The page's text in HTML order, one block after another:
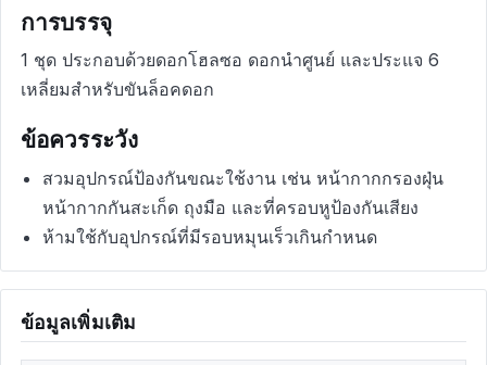
การบรรจุ
1 ชุด ประกอบด้วยดอกโฮลซอ ดอกนำศูนย์ และประแจ 6
เหลี่ยมสำหรับขันล็อคดอก
ข้อควรระวัง
สวมอุปกรณ์ป้องกันขณะใช้งาน เช่น หน้ากากกรองฝุ่น
หน้ากากกันสะเก็ด ถุงมือ และที่ครอบหูป้องกันเสียง
ห้ามใช้กับอุปกรณ์ที่มีรอบหมุนเร็วเกินกำหนด
ข้อมูลเพิ่มเติม